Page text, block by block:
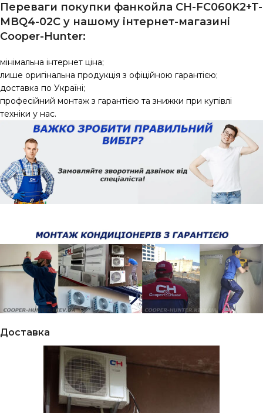
Переваги покупки фанкойла CH-FC060K2+T-
MBQ4-02C у нашому інтернет-магазині
Сooper-Hunter:
мінімальна інтернет ціна;
лише оригінальна продукція з офіційною гарантією;
доставка по Україні;
професійний монтаж з гарантією та знижки при купівлі
техніки у нас.
Доставка